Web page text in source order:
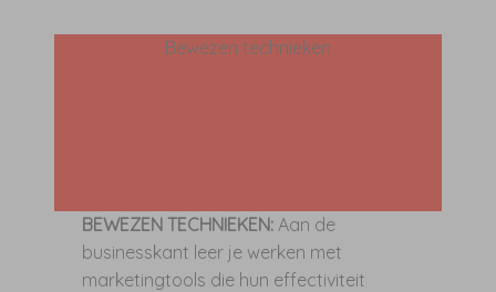
Bewezen technieken
BEWEZEN TECHNIEKEN: Aan de
businesskant leer je werken met
marketingtools die hun effectiviteit